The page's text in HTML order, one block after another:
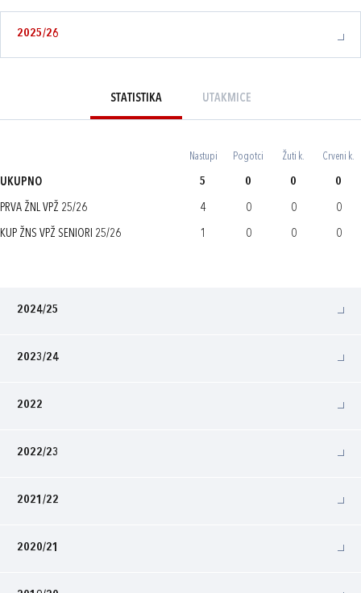
2025/26
STATISTIKA UTAKMICE
Nastupi Pogotci Žuti k. Crveni k.
UKUPNO 5 0 0 0
PRVA ŽNL VPŽ 25/26 4 0 0 0
KUP ŽNS VPŽ SENIORI 25/26 1 0 0 0
2024/25
2023/24
2022
2022/23
2021/22
2020/21